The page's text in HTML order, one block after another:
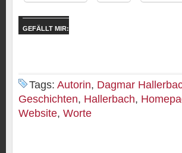
GEFÄLLT MIR:
Tags: Autorin, Dagmar
Geschichten, Hallerbach,
Website, Worte